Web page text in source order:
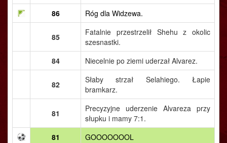
86
Róg dla Widzewa.
85
Fatalnie przestrzelił Shehu z okolic
szesnastki.
84
Niecelnie po ziemi uderzał Alvarez.
82
Słaby strzał Selahiego. Łapie
bramkarz.
81
Precyzyjne uderzenie Alvareza przy
słupku i mamy 7:1.
81
GOOOOOOOL